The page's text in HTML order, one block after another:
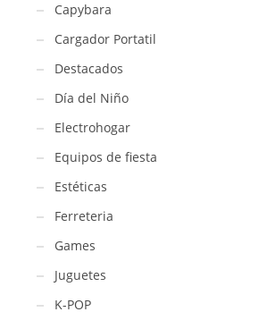
Capybara
Cargador Portatil
Destacados
Día del Niño
Electrohogar
Equipos de fiesta
Estéticas
Ferreteria
Games
Juguetes
K-POP